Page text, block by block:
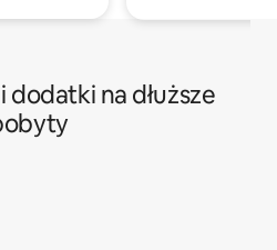
dodatki na dłuższe